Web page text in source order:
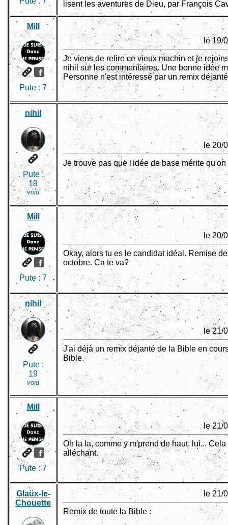
lisent les aventures de Dieu, par François
Mill
Pute : 7
le 19/
Je viens de relire ce vieux machin et je
nihil sur les commentaires. Une bonne idée
Personne n'est intéressé par un remix
nihil
Pute :
19
void
le 20/
Je trouve pas que l'idée de base mérite qu'on
Mill
Pute : 7
le 20/
Okay, alors tu es le candidat idéal. Remise
octobre. Ca te va?
nihil
Pute :
19
void
le 21/
J'ai déjà un remix déjanté de la Bible en
Bible.
Mill
Pute :7
le 21/
Oh la la, comme y m'prend de haut, lui... Cela
alléchant.
Glaüx-le-
Chouette
le 21/
Remix de toute la Bible :